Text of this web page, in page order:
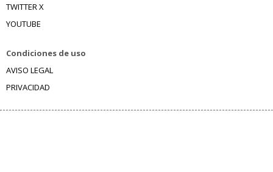
TWITTER X
YOUTUBE
Condiciones de uso
AVISO LEGAL
PRIVACIDAD